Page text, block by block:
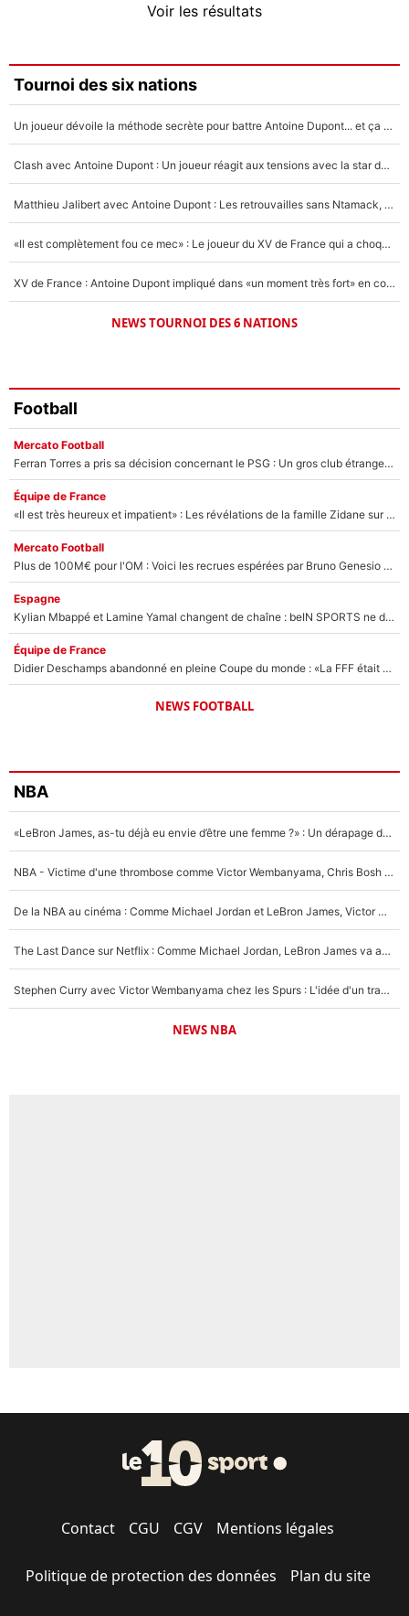
Faris Moumbagna
4%
Un autre joueur
5%
Voir les résultats
Tournoi des six nations
Un joueur dévoile la méthode secrète pour battre Antoine Dupont... et ça marche !
Clash avec Antoine Dupont : Un joueur réagit aux tensions avec la star du XV de France !
Matthieu Jalibert avec Antoine Dupont : Les retrouvailles sans Ntamack, «il y a eu des discussions»
«Il est complètement fou ce mec» : Le joueur du XV de France qui a choqué Matthieu Jalibert !
XV de France : Antoine Dupont impliqué dans «un moment très fort» en coulisses
NEWS TOURNOI DES 6 NATIONS
Football
Mercato Football
Ferran Torres a pris sa décision concernant le PSG : Un gros club étranger prêt à relancer le feuilleton pour la signature du champion du monde 2026 !
Équipe de France
«Il est très heureux et impatient» : Les révélations de la famille Zidane sur sa prise de pouvoir en équipe de France !
Mercato Football
Plus de 100M€ pour l'OM : Voici les recrues espérées par Bruno Genesio et Grégory Lorenzi après l’opération dégraissage
Espagne
Kylian Mbappé et Lamine Yamal changent de chaîne : beIN SPORTS ne digère pas cette décision historique et prédit un fiasco pour la Liga
Équipe de France
Didier Deschamps abandonné en pleine Coupe du monde : «La FFF était déjà passée à Zinedine Zidane»
NEWS FOOTBALL
NBA
«LeBron James, as-tu déjà eu envie d’être une femme ?» : Un dérapage de Donald Trump sur la superstar de la NBA refait surface
NBA - Victime d'une thrombose comme Victor Wembanyama, Chris Bosh prévient le Français des risques sur sa santé : «J’ai failli mourir sur le coup et j’ai été ramené à la vie»
De la NBA au cinéma : Comme Michael Jordan et LeBron James, Victor Wembanyama rêve d'une carrière d'acteur !
The Last Dance sur Netflix : Comme Michael Jordan, LeBron James va avoir le droit à sa série !
Stephen Curry avec Victor Wembanyama chez les Spurs : L'idée d'un trade historique est lancée en NBA !
NEWS NBA
Contact CGU CGV Mentions légales
Politique de protection des données Plan du site